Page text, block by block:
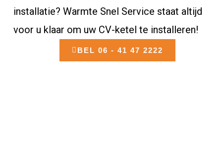
installatie? Warmte Snel Service staat altijd
voor u klaar om uw CV-ketel te installeren!
BEL 06 - 41 47 2222